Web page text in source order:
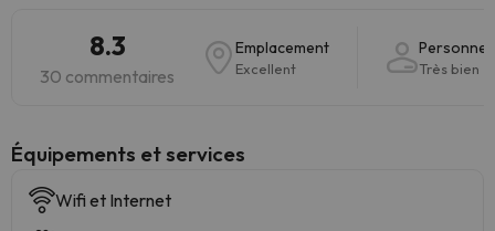
8.3
30 commentaires
Emplacement
Excellent
Personnel
Très bien
​Équipements et services
Wifi et Internet